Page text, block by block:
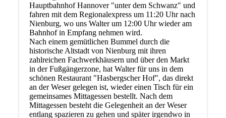
Hauptbahnhof Hannover "unter dem Schwanz" und
fahren mit dem Regionalexpress um 11:20 Uhr nach
Nienburg, wo uns Walter um 12:00 Uhr wieder am
Bahnhof in Empfang nehmen wird.
Nach einem gemütlichen Bummel durch die
historische Altstadt von Nienburg mit ihren
zahlreichen Fachwerkhäusern und über den Markt
in der Fußgängerzone, hat Walter für uns in dem
schönen Restaurant "Hasbergscher Hof", das direkt
an der Weser gelegen ist, wieder einen Tisch für ein
gemeinsames Mittagessen bestellt. Nach dem
Mittagessen besteht die Gelegenheit an der Weser
entlang spazieren zu gehen und später irgendwo in